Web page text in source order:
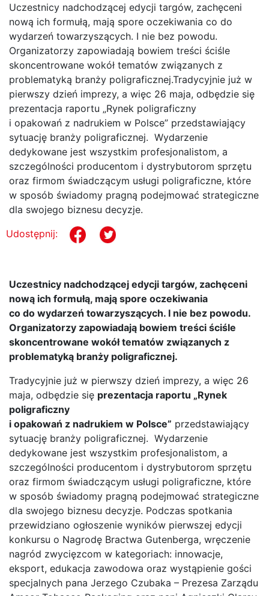
Uczestnicy nadchodzącej edycji targów, zachęceni
nową ich formułą, mają spore oczekiwania co do
wydarzeń towarzyszących. I nie bez powodu.
Organizatorzy zapowiadają bowiem treści ściśle
skoncentrowane wokół tematów związanych z
problematyką branży poligraficznej.Tradycyjnie już w
pierwszy dzień imprezy, a więc 26 maja, odbędzie się
prezentacja raportu „Rynek poligraficzny
i opakowań z nadrukiem w Polsce” przedstawiający
sytuację branży poligraficznej. Wydarzenie
dedykowane jest wszystkim profesjonalistom, a
szczególności producentom i dystrybutorom sprzętu
oraz firmom świadczącym usługi poligraficzne, które
w sposób świadomy pragną podejmować strategiczne
dla swojego biznesu decyzje.
Udostępnij:
Uczestnicy nadchodzącej edycji targów, zachęceni
nową ich formułą, mają spore oczekiwania
co do wydarzeń towarzyszących. I nie bez powodu.
Organizatorzy zapowiadają bowiem treści ściśle
skoncentrowane wokół tematów związanych z
problematyką branży poligraficznej.
Tradycyjnie już w pierwszy dzień imprezy, a więc 26
maja, odbędzie się prezentacja raportu „Rynek
poligraficzny
i opakowań z nadrukiem w Polsce” przedstawiający
sytuację branży poligraficznej. Wydarzenie
dedykowane jest wszystkim profesjonalistom, a
szczególności producentom i dystrybutorom sprzętu
oraz firmom świadczącym usługi poligraficzne, które
w sposób świadomy pragną podejmować strategiczne
dla swojego biznesu decyzje. Podczas spotkania
przewidziano ogłoszenie wyników pierwszej edycji
konkursu o Nagrodę Bractwa Gutenberga, wręczenie
nagród zwycięzcom w kategoriach: innowacje,
eksport, edukacja zawodowa oraz wystąpienie gości
specjalnych pana Jerzego Czubaka – Prezesa Zarządu